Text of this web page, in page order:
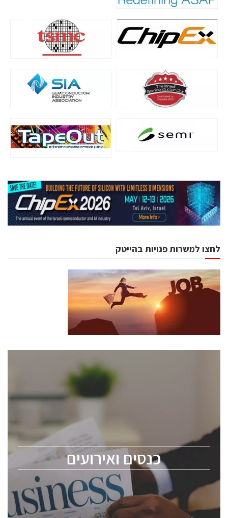
לחצו למשרות פנויות בהייטק
כנסים ואירועים
כנסים ואירועים
לכל העוסקים בתעשיית הסמיקונדקטור כולל מהנדסים,
ChipEx2026 will be held on May 12-13, 2026. The
conference is intended for everyone involved in the
semiconductor industry, including engineers,
professional experts, and senior executives.